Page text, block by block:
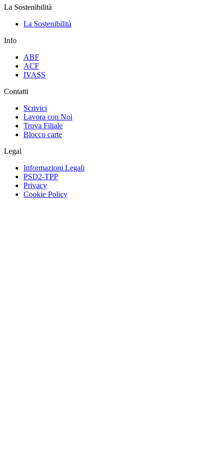
La Sostenibilità
La Sostenibilità
Info
ABF
ACF
IVASS
Contatti
Scrivici
Lavora con Noi
Trova Filiale
Blocco carte
Legal
Informazioni Legali
PSD2-TPP
Privacy
Cookie Policy